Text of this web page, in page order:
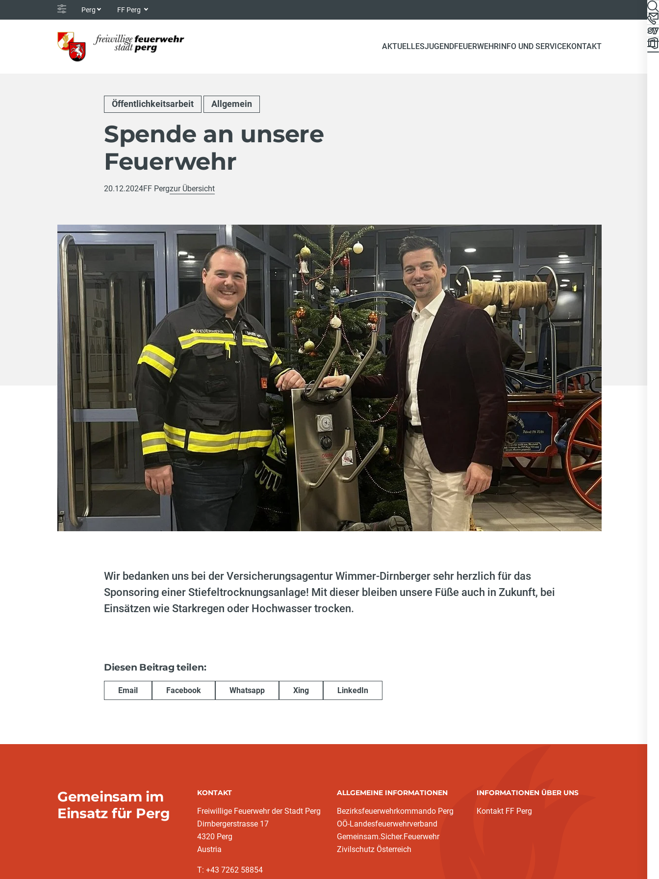
Perg FF Perg
AKTUELLESJUGENDFEUERWEHRINFO UND SERVICEKONTAKT
Öffentlichkeitsarbeit Allgemein
Spende an unsere
Feuerwehr
20.12.2024FF Pergzur Übersicht
Wir bedanken uns bei der Versicherungsagentur Wimmer-Dirnberger sehr herzlich für das
Sponsoring einer Stiefeltrocknungsanlage! Mit dieser bleiben unsere Füße auch in Zukunft, bei
Einsätzen wie Starkregen oder Hochwasser trocken.
Diesen Beitrag teilen:
Email Facebook Whatsapp Xing LinkedIn
Gemeinsam im
Einsatz für Perg
KONTAKT
Freiwillige Feuerwehr der Stadt Perg
Dirnbergerstrasse 17
4320 Perg
Austria
T: +43 7262 58854
ALLGEMEINE INFORMATIONEN
Bezirksfeuerwehrkommando Perg
OÖ-Landesfeuerwehrverband
Gemeinsam.Sicher.Feuerwehr
Zivilschutz Österreich
INFORMATIONEN ÜBER UNS
Kontakt FF Perg